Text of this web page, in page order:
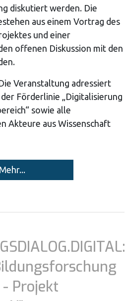
diskutiert werden. Die
aus einem Vortrag des
und einer
offenen Diskussion mit den
Veranstaltung adressiert
Förderlinie „Digitalisierung
sowie alle
Akteure aus Wissenschaft
Mehr...
Projekt